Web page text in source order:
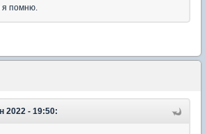
я помню.
2022 - 19:50: